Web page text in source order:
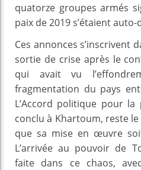
quatorze groupes armés
paix de 2019 s’étaient auto-
Ces annonces s’inscrivent
sortie de crise après le
qui avait vu
fragmentation du pays
L’Accord politique pour la
conclu à Khartoum, reste
que sa mise en œuvre
L’arrivée au pouvoir de
faite dans ce chaos,